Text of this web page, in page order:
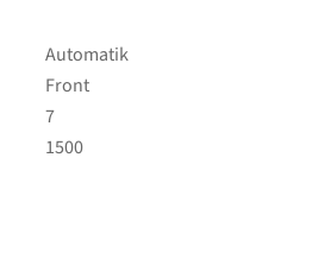
Automatik
Front
7
1500